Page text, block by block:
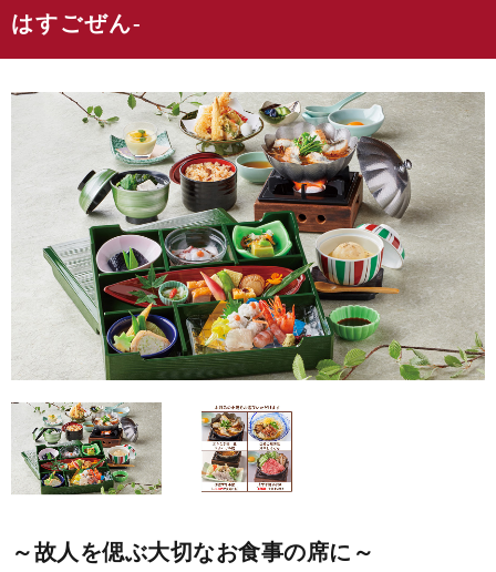
はすごぜん-
～故人を偲ぶ大切なお食事の席に～